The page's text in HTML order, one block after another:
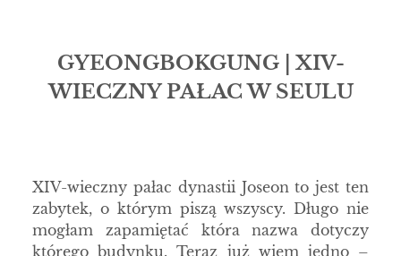
GYEONGBOKGUNG | XIV-
WIECZNY PAŁAC W SEULU
XIV-wieczny pałac dynastii Joseon to jest ten
zabytek, o którym piszą wszyscy. Długo nie
mogłam zapamiętać która nazwa dotyczy
którego budynku. Teraz już wiem jedno –